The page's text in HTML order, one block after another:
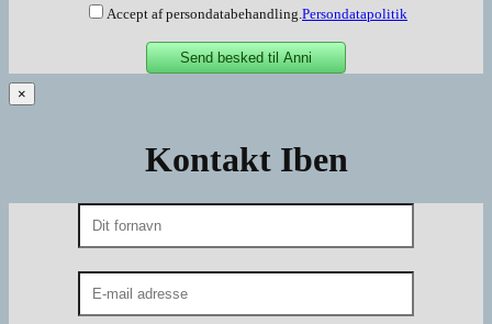
Accept af persondatabehandling. Persondatapolitik
×
Kontakt Iben